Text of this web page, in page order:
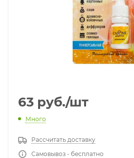
63 руб./шт
Много
Рассчитать доставку
Самовывоз - бесплатно